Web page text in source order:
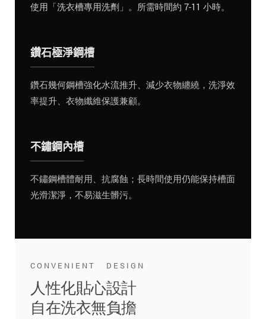
使用「洗衣槽專用洗劑」。所需時間約 7-11 小時。
鑽石極淨鋼槽
鑽石幾何鋼槽強化水流推升、減少衣物纏繞，洗淨效
率提升、衣物纖維保護兼顧。
不鏽鋼內槽
不鏽鋼槽體耐用、抗腐蝕；長時間使用仍能保持槽面
光滑潔淨，不易滋生髒污。
CONVENIENT DESIGN
人性化貼心設計
自在洗衣無負擔